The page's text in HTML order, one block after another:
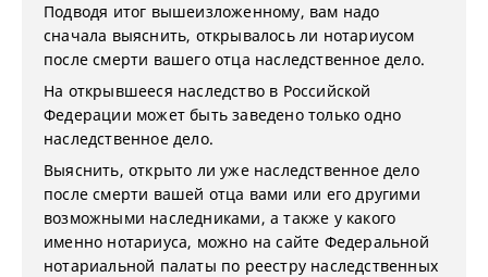
Подводя итог вышеизложенному, вам надо
сначала выяснить, открывалось ли нотариусом
после смерти вашего отца наследственное дело.
На открывшееся наследство в Российской
Федерации может быть заведено только одно
наследственное дело.
Выяснить, открыто ли уже наследственное дело
после смерти вашей отца вами или его другими
возможными наследниками, а также у какого
именно нотариуса, можно на сайте Федеральной
нотариальной палаты по реестру наследственных